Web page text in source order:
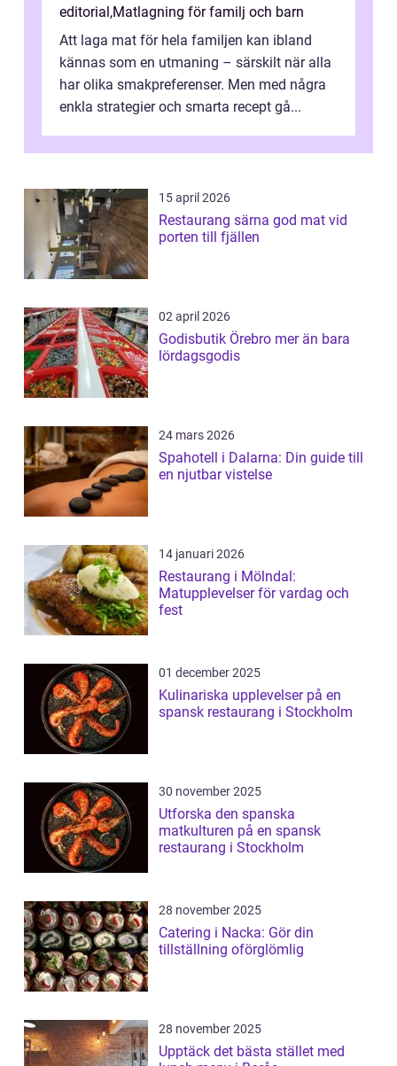
editorial ,Matlagning för familj och barn
Att laga mat för hela familjen kan ibland
kännas som en utmaning – särskilt när alla
har olika smakpreferenser. Men med några
enkla strategier och smarta recept gå...
15 april 2026
Restaurang särna god mat vid
porten till fjällen
02 april 2026
Godisbutik Örebro mer än bara
lördagsgodis
24 mars 2026
Spahotell i Dalarna: Din guide till
en njutbar vistelse
14 januari 2026
Restaurang i Mölndal:
Matupplevelser för vardag och
fest
01 december 2025
Kulinariska upplevelser på en
spansk restaurang i Stockholm
30 november 2025
Utforska den spanska
matkulturen på en spansk
restaurang i Stockholm
28 november 2025
Catering i Nacka: Gör din
tillställning oförglömlig
28 november 2025
Upptäck det bästa stället med